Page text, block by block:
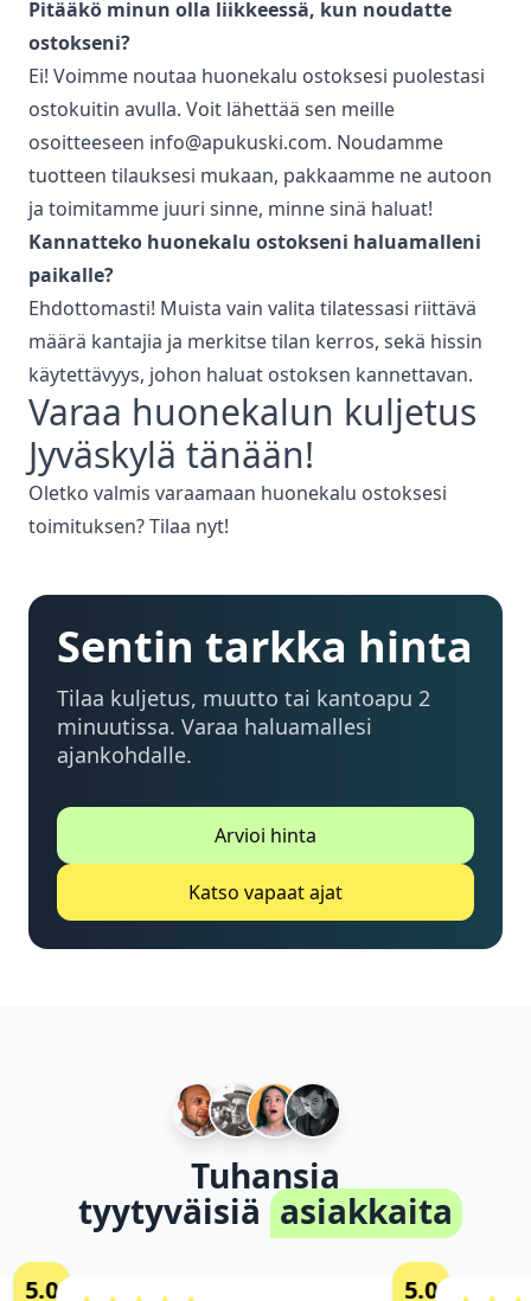
Pitääkö minun olla liikkeessä, kun noudatte
ostokseni?
Ei! Voimme noutaa huonekalu ostoksesi puolestasi
ostokuitin avulla. Voit lähettää sen meille
osoitteeseen info@apukuski.com. Noudamme
tuotteen tilauksesi mukaan, pakkaamme ne autoon
ja toimitamme juuri sinne, minne sinä haluat!
Kannatteko huonekalu ostokseni haluamalleni
paikalle?
Ehdottomasti! Muista vain valita tilatessasi riittävä
määrä kantajia ja merkitse tilan kerros, sekä hissin
käytettävyys, johon haluat ostoksen kannettavan.
Varaa huonekalun kuljetus
Jyväskylä tänään!
Oletko valmis varaamaan huonekalu ostoksesi
toimituksen? Tilaa nyt!
Sentin tarkka hinta
Tilaa kuljetus, muutto tai kantoapu 2
minuutissa. Varaa haluamallesi
ajankohdalle.
Arvioi hinta
Katso vapaat ajat
Tuhansia
tyytyväisiä asiakkaita
5.0 5.0